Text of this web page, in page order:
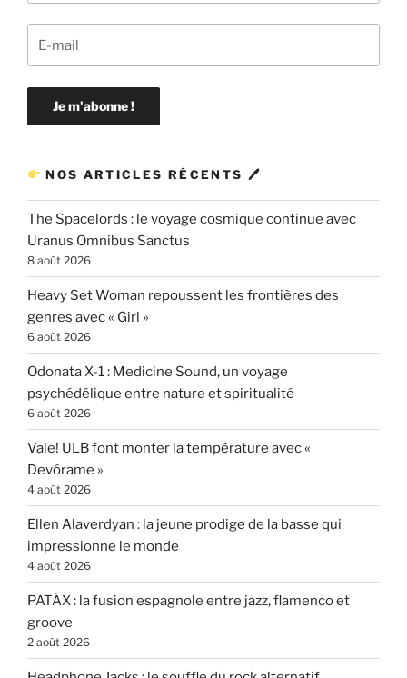
NOS ARTICLES RÉCENTS 🖊
The Spacelords : le voyage cosmique continue avec
Uranus Omnibus Sanctus
8 août 2026
Heavy Set Woman repoussent les frontières des
genres avec « Girl »
6 août 2026
Odonata X-1 : Medicine Sound, un voyage
psychédélique entre nature et spiritualité
6 août 2026
Vale! ULB font monter la température avec «
Devórame »
4 août 2026
Ellen Alaverdyan : la jeune prodige de la basse qui
impressionne le monde
4 août 2026
PATÁX : la fusion espagnole entre jazz, flamenco et
groove
2 août 2026